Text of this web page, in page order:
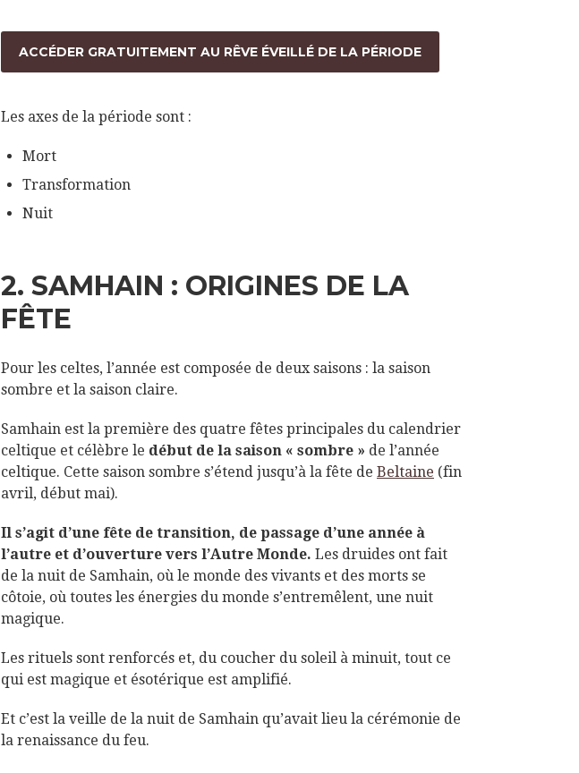
ACCÉDER GRATUITEMENT AU RÊVE ÉVEILLÉ DE LA PÉRIODE
Les axes de la période sont :
Mort
Transformation
Nuit
2. SAMHAIN : ORIGINES DE LA
FÊTE
Pour les celtes, l’année est composée de deux saisons : la saison
sombre et la saison claire.
Samhain est la première des quatre fêtes principales du calendrier
celtique et célèbre le début de la saison « sombre » de l’année
celtique. Cette saison sombre s’étend jusqu’à la fête de Beltaine (fin
avril, début mai).
Il s’agit d’une fête de transition, de passage d’une année à
l’autre et d’ouverture vers l’Autre Monde. Les druides ont fait
de la nuit de Samhain, où le monde des vivants et des morts se
côtoie, où toutes les énergies du monde s’entremêlent, une nuit
magique.
Les rituels sont renforcés et, du coucher du soleil à minuit, tout ce
qui est magique et ésotérique est amplifié.
Et c’est la veille de la nuit de Samhain qu’avait lieu la cérémonie de
la renaissance du feu.